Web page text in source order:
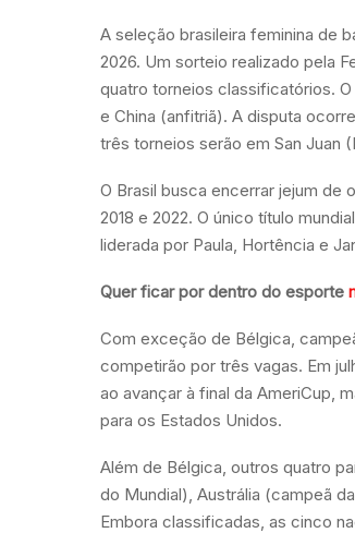
A seleção brasileira feminina de
2026. Um sorteio realizado pela
quatro torneios classificatórios.
e China (anfitriã). A disputa
três torneios serão em San Juan
O Brasil busca encerrar jejum
2018 e 2022. O único título
liderada por Paula, Hortência e
Quer ficar por dentro do esporte
Com exceção de Bélgica,
competirão por três vagas. Em
ao avançar à final da AmeriCup,
para os Estados Unidos.
Além de Bélgica, outros quatro
do Mundial), Austrália (campeã
Embora classificadas, as cinco